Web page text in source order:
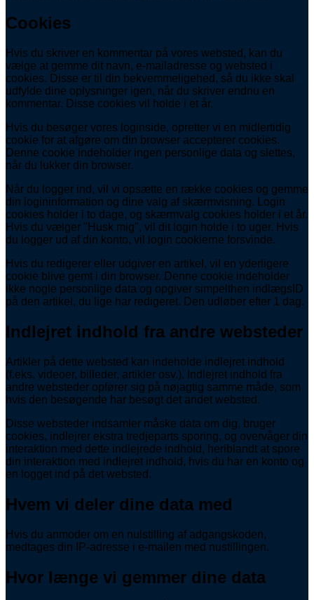
Cookies
Hvis du skriver en kommentar på vores websted, kan du
vælge at gemme dit navn, e-mailadresse og websted i
cookies. Disse er til din bekvemmeligehed, så du ikke skal
udfylde dine oplysninger igen, når du skriver endnu en
kommentar. Disse cookies vil holde i et år.
Hvis du besøger vores loginside, opretter vi en midlertidig
cookie for at afgøre om din browser accepterer cookies.
Denne cookie indeholder ingen personlige data og slettes,
når du lukker din browser.
Når du logger ind, vil vi opsætte en række cookies og gemme
din logininformation og dine valg af skærmvisning. Login
cookies holder i to dage, og skærmvalg cookies holder i et år.
Hvis du vælger "Husk mig", vil dit login holde i to uger. Hvis
du logger ud af din konto, vil login cookierne forsvinde.
Hvis du redigerer eller udgiver en artikel, vil en yderligere
cookie blive gemt i din browser. Denne cookie indeholder
ikke nogle personlige data og opgiver simpelthen indlægsID
på den artikel, du lige har redigeret. Den udløber efter 1 dag.
Indlejret indhold fra andre websteder
Artikler på dette websted kan indeholde indlejret indhold
(f.eks. videoer, billeder, artikler osv.). Indlejret indhold fra
andre websteder opfører sig på nøjagtig samme måde, som
hvis den besøgende har besøgt det andet websted.
Disse websteder indsamler måske data om dig, bruger
cookies, indlejrer ekstra tredjeparts sporing, og overvåger din
interaktion med dette indlejrede indhold, heriblandt at spore
din interaktion med indlejret indhold, hvis du har en konto og
en logget ind på det websted.
Hvem vi deler dine data med
Hvis du anmoder om en nulstilling af adgangskoden,
medtages din IP-adresse i e-mailen med nustillingen.
Hvor længe vi gemmer dine data